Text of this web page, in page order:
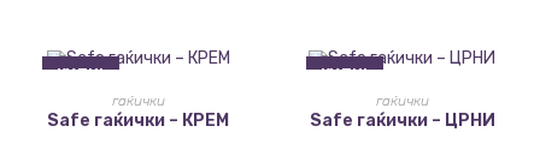
КУПИ!
ИЗБЕРИ ОПЦИИ
гаќички
Safe гаќички – КРЕМ
КУПИ!
ИЗБЕРИ ОПЦИИ
гаќички
Safe гаќички – ЦРНИ